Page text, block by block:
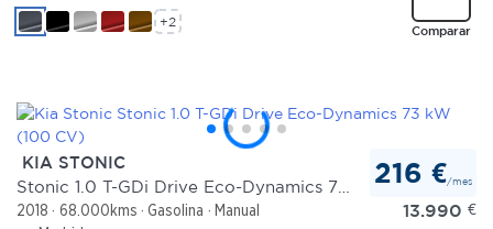
Comparar
+2
KIA STONIC
2018 68.000kms Gasolina
Manual
216 €/mes
13.990 €